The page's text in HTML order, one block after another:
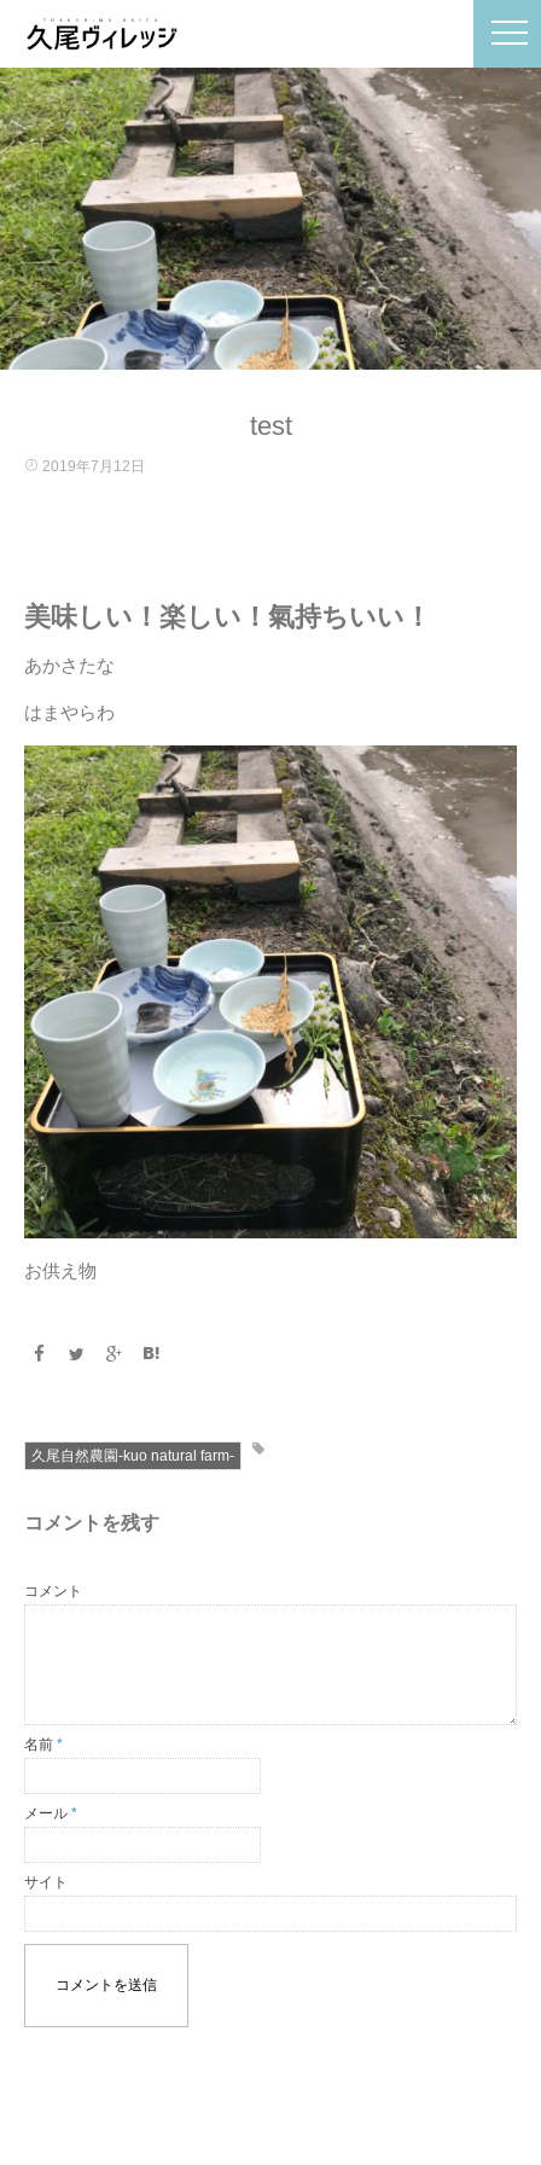
test
2019年7月12日
美味しい ！楽しい！氣持ちいい！
あかさたな
はまやらわ
お供え物
久尾自然農園-kuo natural farm-
コメントを残す
コメント
名前 *
メール *
サイト